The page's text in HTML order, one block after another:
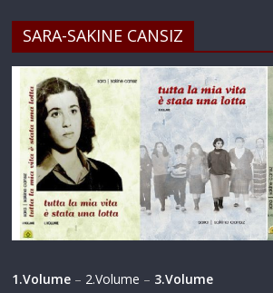
SARA-SAKINE CANSIZ
1.Volume – 2.Volume – 3.Volume